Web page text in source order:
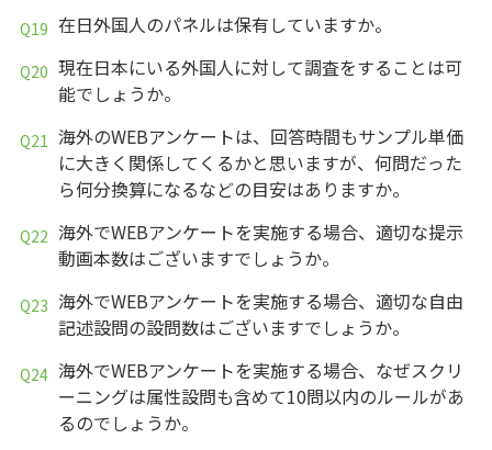
在日外国人のパネルは保有していますか。
現在日本にいる外国人に対して調査をすることは可
能でしょうか。
海外のWEBアンケートは、回答時間もサンプル単価
に大きく関係してくるかと思いますが、何問だった
ら何分換算になるなどの目安はありますか。
海外でWEBアンケートを実施する場合、適切な提示
動画本数はございますでしょうか。
海外でWEBアンケートを実施する場合、適切な自由
記述設問の設問数はございますでしょうか。
海外でWEBアンケートを実施する場合、なぜスクリ
ーニングは属性設問も含めて10問以内のルールがあ
るのでしょうか。